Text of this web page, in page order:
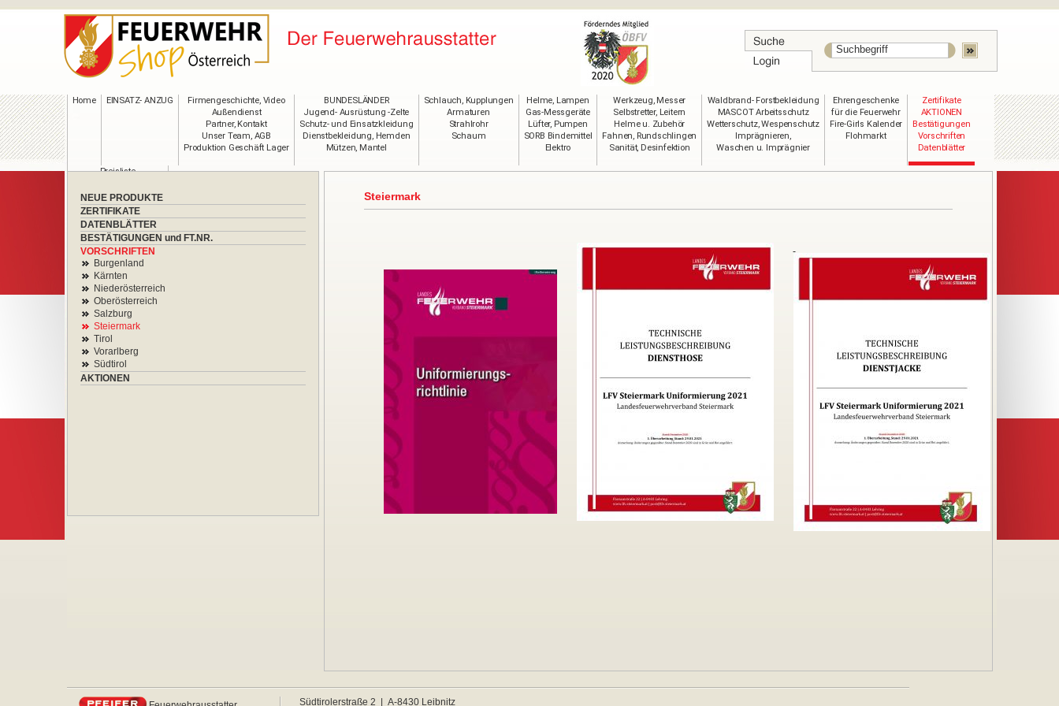
Home EINSATZ- ANZUG
Firmengeschichte, Video
Außendienst
Partner, Kontakt
Unser Team, AGB
Produktion Geschäft Lager
BUNDESLÄNDER
Jugend- Ausrüstung -Zelte
Schutz- und Einsatzkleidung
Dienstbekleidung, Hemden
Mützen, Mantel
Schlauch, Kupplungen
Armaturen
Strahlrohr
Schaum
Helme, Lampen
Gas-Messgeräte
Lüfter, Pumpen
SORB Bindemittel
Elektro
Werkzeug, Messer
Selbstretter, Leitern
Helme u. Zubehör
Fahnen, Rundschlingen
Sanität, Desinfektion
Waldbrand- Forstbekleidung
MASCOT Arbeitsschutz
Wetterschutz, Wespenschutz
Imprägnieren,
Waschen u. Imprägnier
Ehrengeschenke
für die Feuerwehr
Fire-Girls Kalender
Flohmarkt
Zertifikate
AKTIONEN
Bestätigungen
Vorschriften
Datenblätter
Preisliste
VIP-Anmeldung
Bekleidung im Wandel
PRESSE
NEUE PRODUKTE
ZERTIFIKATE
DATENBLÄTTER
BESTÄTIGUNGEN und FT.NR.
VORSCHRIFTEN
Burgenland
Kärnten
Niederösterreich
Oberösterreich
Salzburg
Steiermark
Tirol
Vorarlberg
Südtirol
AKTIONEN
Steiermark
Südtirolerstraße 2 | A-8430 Leibnitz